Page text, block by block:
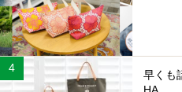
早くも
HA...